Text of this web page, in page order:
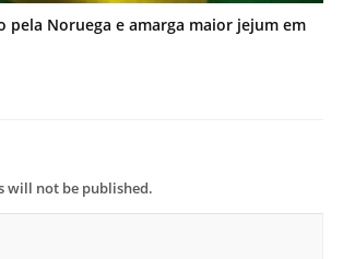
pela Noruega e amarga maior jejum em
will not be published.